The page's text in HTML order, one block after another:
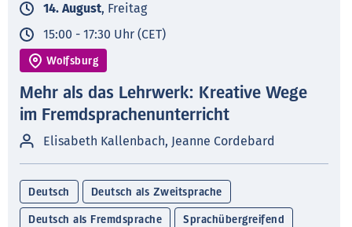
14. August, Freitag
15:00 - 17:30 Uhr (CET)
Wolfsburg
Mehr als das Lehrwerk: Kreative Wege
im Fremdsprachenunterricht
Elisabeth Kallenbach, Jeanne Cordebard
Deutsch Deutsch als Zweitsprache
Deutsch als Fremdsprache Sprachübergreifend